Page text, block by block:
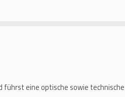
eine optische sowie